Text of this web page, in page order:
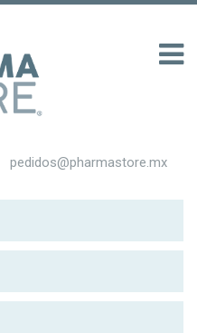
pedidos@pharmastore.mx